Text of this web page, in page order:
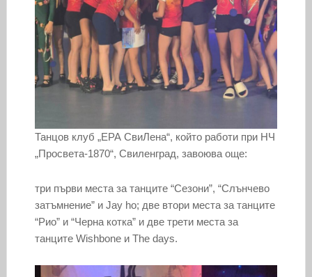
Танцов клуб „ЕРА СвиЛена“, който работи при НЧ
„Просвета-1870“, Свиленград, завоюва още:
три първи места за танците “Сезони”, “Слънчево
затъмнение” и Jay ho; две втори места за танците
“Рио” и “Черна котка” и две трети места за
танците Wishbone и The days.